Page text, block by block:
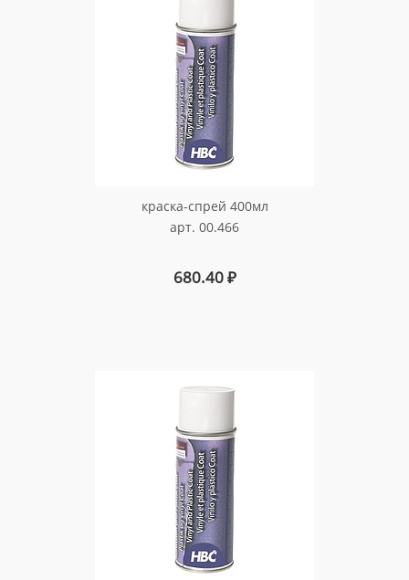
краска-спрей 400мл
арт. 00.466
680.40₽